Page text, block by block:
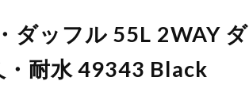
ダッフル 55L 2WAY ダ
耐水 49343 Black